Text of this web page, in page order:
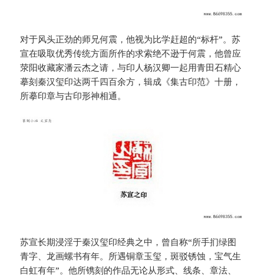
对于风头正劲的师兄何震，他视为比学赶超的“标杆”。苏
宣在吸取优秀传统方面所作的求索绝不逊于何震，他曾应
荥阳收藏家潘云杰之请，与印人杨汉卿一起用青田石精心
摹刻秦汉玺印达两千四百余方，辑成《集古印范》十册，
所摹印章与古印形神相通。
苏宣长期浸淫于秦汉玺印经典之中，曾自称“所手扪绿图
青字、龙画螺书有年。所遇铜章玉玺，斑驳锈蚀，宝气生
白虹有年”。他所镌刻的作品无论从形式、线条、章法、